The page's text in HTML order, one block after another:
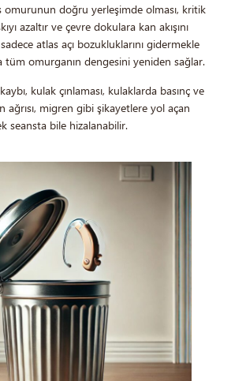
omurunun doğru yerleşimde olması, kritik
azaltır ve çevre dokulara kan akışını
atlas açı bozukluklarını gidermekle
tüm omurganın dengesini yeniden sağlar.
kulak çınlaması, kulaklarda basınç ve
migren gibi şikayetlere yol açan
seansta bile hizalanabilir.